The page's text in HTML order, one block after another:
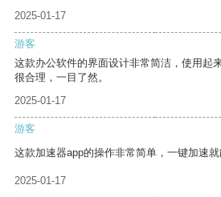
2025-01-17
游客
这款办公软件的界面设计非常简洁，使用起
很合理，一目了然。
2025-01-17
游客
这款加速器app的操作非常简单，一键加速就
2025-01-17